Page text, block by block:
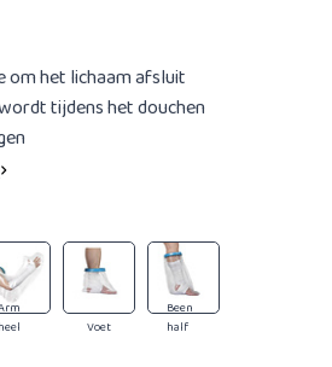
om het lichaam afsluit
tijdens het douchen
heel
Voet
Been
half